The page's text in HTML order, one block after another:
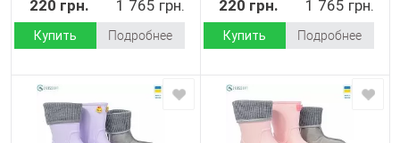
220 грн. 1 765 грн.
Купить Подробнее
220 грн. 1 765 грн.
Купить Подробнее